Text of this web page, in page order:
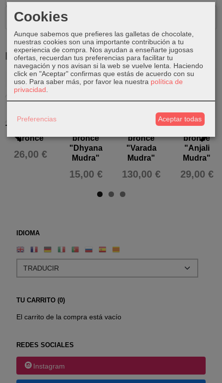
IDIOMA
TU CARRITO (0)
El carrito de la compra está vacío
REDES SOCIALES
Instagram
Comentarios
Productos Relacionados
Agotado
Tahi Buda de
bronce
26,00 €
bronce
"Dhyana
Mudra"
15,00 €
Buda de
bronce
"Varada
Mudra"
130,00 €
Buda de
bronce
"Anjali
Mudra"
29,00 €
Cookies
Aunque sabemos que prefieres las galletas de chocolate,
nuestras cookies son una importante contribución a tu
experiencia de compra. Nos ayudan a enseñarte jugosas
ofertas, recuerdan tus preferencias para facilitar tu
navegación y nos avisan si la web se vuelve lenta. Haciendo
click en "Aceptar" confirmas que estás de acuerdo con su
uso. Para saber más, por favor lea nuestra política de
privacidad
Preferencias Aceptar todas